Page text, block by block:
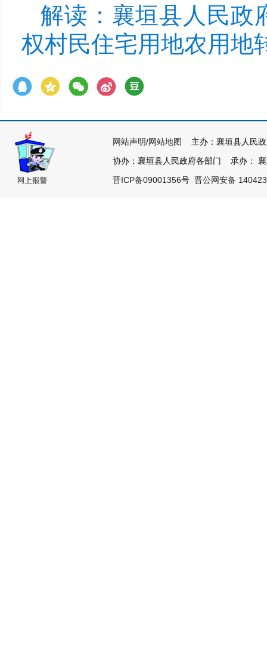
解读：襄垣县人民政
权村民住宅用地农用地
网站声明/网站地图
主办：襄垣县人民
协办：襄垣县人民政府各部门 承办：
晋ICP备09001356号 晋公网安备